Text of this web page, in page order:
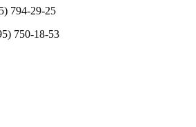
794-29-25
750-18-53